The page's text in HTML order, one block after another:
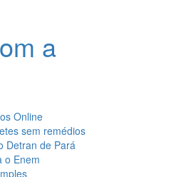
a
Online
sem remédios
Detran de Pará
o Enem